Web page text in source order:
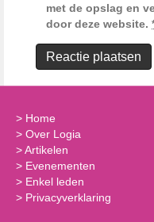
met de opslag en
door deze website.
> Home
> Over Logia
>Artikelen
> Evenementen
> Enkel leden
> Privacyverklaring